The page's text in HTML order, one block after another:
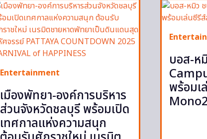
Entertainment
เมืองพัทยา-องค์การบริหาร
ส่วนจังหวัดชลบุรี พร้อมเปิด
เทศกาลแห่งความสนุก
บอส-ห
พร้อมเ